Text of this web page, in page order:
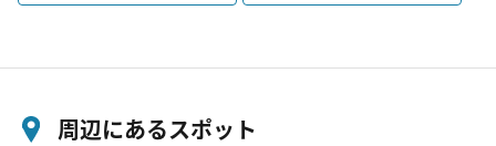
周辺にあるスポット